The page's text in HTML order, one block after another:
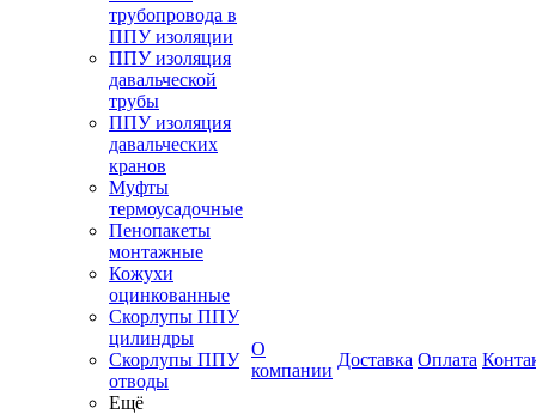
трубопровода в
ППУ изоляции
ППУ изоляция
давальческой
трубы
ППУ изоляция
давальческих
кранов
Муфты
термоусадочные
Пенопакеты
монтажные
Кожухи
оцинкованные
Скорлупы ППУ
цилиндры
Скорлупы ППУ
отводы
Ещё
О
компании
Доставка Оплата